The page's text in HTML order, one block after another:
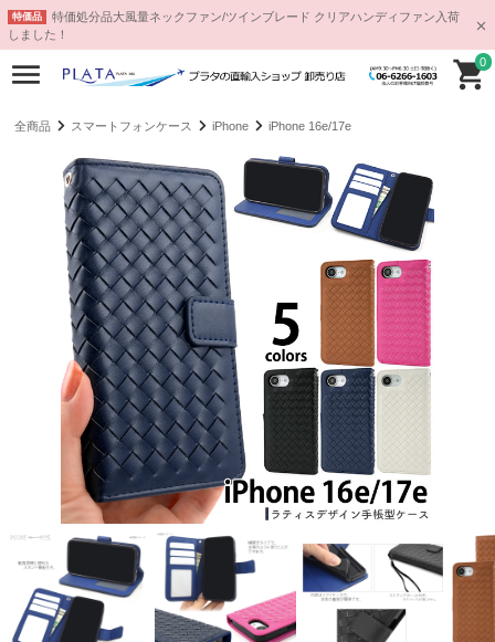
特価品
特価処分品大風量ネックファン/ツインブレード クリアハンディファン入荷
しました！
0
全商品 スマートフォンケース iPhone iPhone 16e/17e